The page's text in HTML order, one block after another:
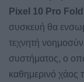
Pixel 10 Pro
συσκευή θα
τεχνητή
συστήματος, ο
καθημερινό χάος